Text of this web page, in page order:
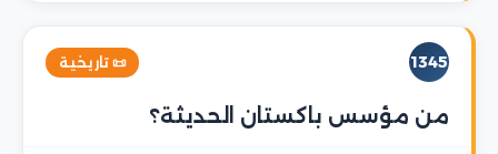
1345 📜 تاريخية
من مؤسس باكستان الحديثة؟